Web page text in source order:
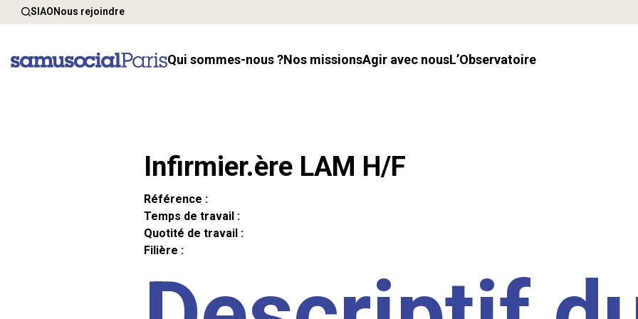
SIAONous rejoindre
Qui sommes-nous ? Nos missions Agir avec nous l’Observatoire
Infirmier.ère LAM H/F
Référence :
Temps de travail :
Quotité de travail :
Filière :